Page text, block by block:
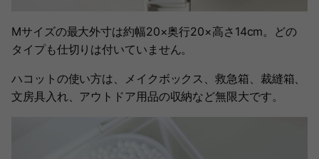
Mサイズの最大外寸は約幅20×奥行20×高さ14cm。どの
タイプも仕切りは付いていません。
ハコットの使い方は、メイクボックス、救急箱、裁縫箱、
文房具入れ、アウトドア用品の収納など無限大です。